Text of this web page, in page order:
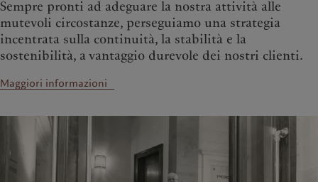
Sempre pronti ad adeguare la nostra attività alle
mutevoli circostanze, perseguiamo una strategia
incentrata sulla continuità, la stabilità e la
sostenibilità, a vantaggio durevole dei nostri clienti.
Maggiori informazioni